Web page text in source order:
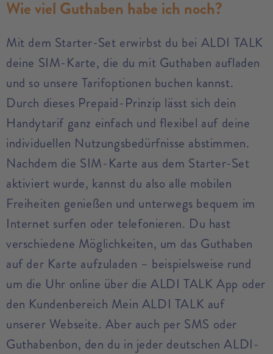
Wie viel Guthaben habe ich noch?
Mit dem Starter-Set erwirbst du bei ALDI TALK
deine SIM-Karte, die du mit Guthaben aufladen
und so unsere Tarifoptionen buchen kannst.
Durch dieses Prepaid-Prinzip lässt sich dein
Handytarif ganz einfach und flexibel auf deine
individuellen Nutzungsbedürfnisse abstimmen.
Nachdem die SIM-Karte aus dem Starter-Set
aktiviert wurde, kannst du also alle mobilen
Freiheiten genießen und unterwegs bequem im
Internet surfen oder telefonieren. Du hast
verschiedene Möglichkeiten, um das Guthaben
auf der Karte aufzuladen – beispielsweise rund
um die Uhr online über die ALDI TALK App oder
den Kundenbereich Mein ALDI TALK auf
unserer Webseite. Aber auch per SMS oder
Guthabenbon, den du in jeder deutschen ALDI-